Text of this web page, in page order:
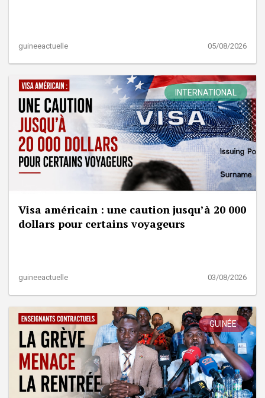
guineeactuelle 05/08/2026
INTERNATIONAL
Visa américain : une caution jusqu’à 20 000
dollars pour certains voyageurs
guineeactuelle 03/08/2026
GUINÉE